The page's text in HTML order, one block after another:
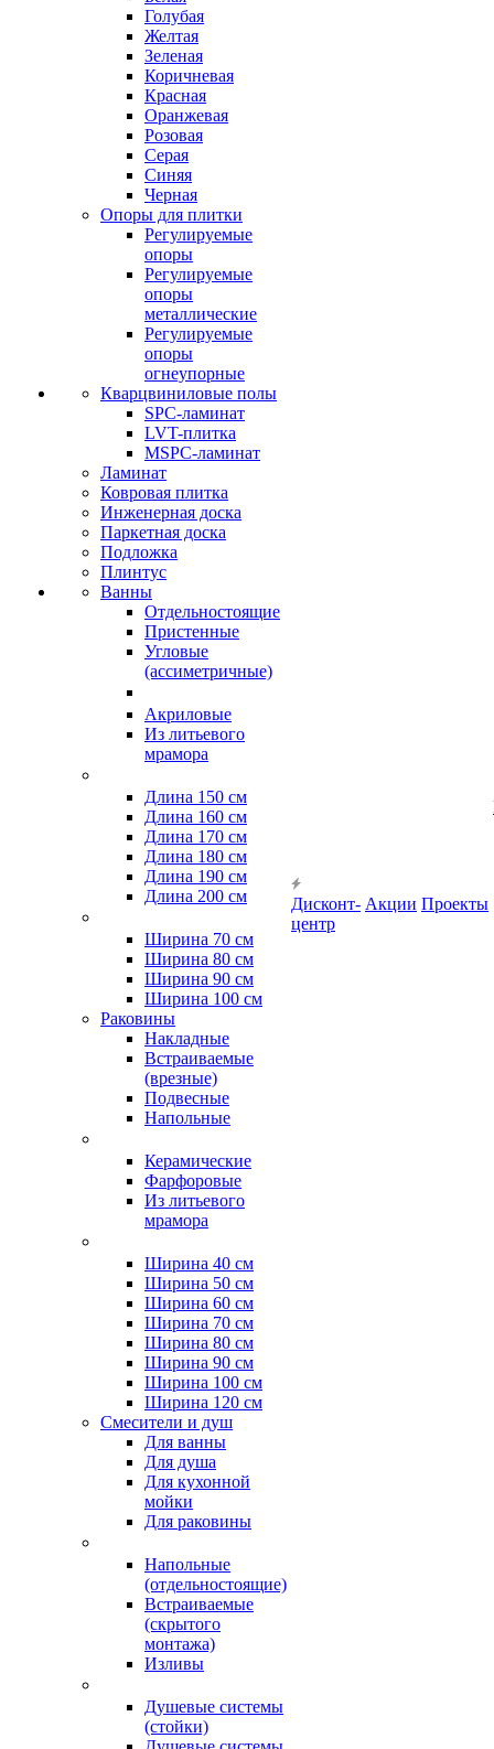
Голубая
Желтая
Зеленая
Коричневая
Красная
Оранжевая
Розовая
Серая
Синяя
Черная
Опоры для плитки
Регулируемые
опоры
Регулируемые
опоры
металлические
Регулируемые
опоры
огнеупорные
Кварцвиниловые полы
SPC-ламинат
LVT-плитка
MSPC-ламинат
Ламинат
Ковровая плитка
Инженерная доска
Паркетная доска
Подложка
Плинтус
Ванны
Отдельностоящие
Пристенные
Угловые
(ассиметричные)
Акриловые
Из литьевого
мрамора
Длина 150 см
Длина 160 см
Длина 170 см
Длина 180 см
Длина 190 см
Длина 200 см
Ширина 70 см
Ширина 80 см
Ширина 90 см
Ширина 100 см
Раковины
Накладные
Встраиваемые
(врезные)
Подвесные
Напольные
Керамические
Фарфоровые
Из литьевого
мрамора
Ширина 40 см
Ширина 50 см
Ширина 60 см
Ширина 70 см
Ширина 80 см
Ширина 90 см
Ширина 100 см
Ширина 120 см
Смесители и душ
Для ванны
Для душа
Для кухонной
мойки
Для раковины
Напольные
(отдельностоящие)
Встраиваемые
(скрытого
монтажа)
Изливы
Душевые системы
(стойки)
Дисконт-
центр
Акции Проекты